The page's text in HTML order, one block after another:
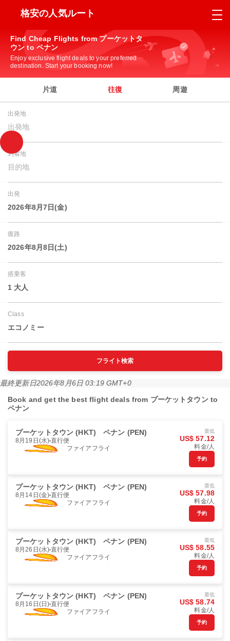
格安の人気ルート
Find Cheap Flights from プーケットタ
ウン to ペナン
Enjoy exclusive flight deals to your preferred
destination. Start your booking now!
片道 往復 周遊
出発地
出発地
到着地
目的地
出発
2026年8月7日(金)
復路
2026年8月8日(土)
搭乗客
1 大人
Class
エコノミー
フライト検索
最終更新日2026年8月6日 03:19 GMT+0
Book and get the best flight deals from プーケットタウン to
ペナン
プーケットタウン (HKT) ペナン (PEN)
8月19日(水) 直行便
ファイアフライ
最低
US$ 57.12
料金/人
予約
プーケットタウン (HKT) ペナン (PEN)
8月14日(金) 直行便
ファイアフライ
最低
US$ 57.98
料金/人
予約
プーケットタウン (HKT) ペナン (PEN)
8月26日(水) 直行便
ファイアフライ
最低
US$ 58.55
料金/人
予約
プーケットタウン (HKT) ペナン (PEN)
8月16日(日) 直行便
ファイアフライ
最低
US$ 58.74
料金/人
予約